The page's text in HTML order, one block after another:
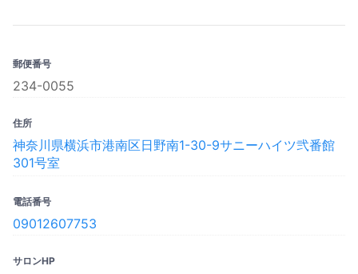
郵便番号
234-0055
住所
神奈川県横浜市港南区日野南1-30-9サニーハイツ弐番館
301号室
電話番号
09012607753
サロンHP